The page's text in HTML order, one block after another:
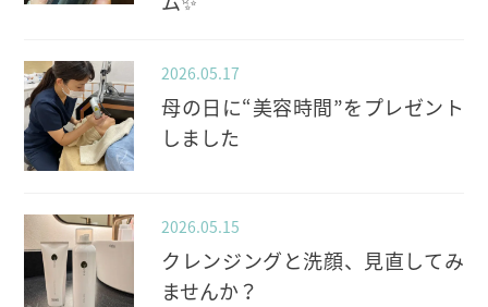
2026.05.17
母の日に“美容時間”をプレゼント
しました
2026.05.15
クレンジングと洗顔、見直してみ
ませんか？